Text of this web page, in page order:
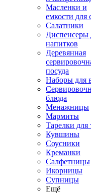
Масленки и
емкости для
Салатники
Диспенсеры
напитков
Деревянная
посуда
Наборы для
блюда
Менажницы
Мармиты
Тарелки для
Кувшины
Соусники
Креманки
Салфетницы
Икорницы
Супницы
Ещё